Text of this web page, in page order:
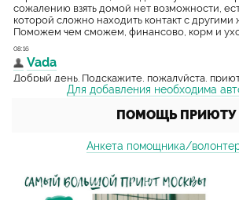
Для добавления необходима
ПОМОЩЬ ПРИЮТУ
Анкета помощника/